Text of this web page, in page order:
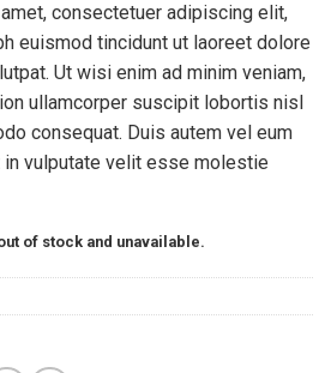
consectetuer adipiscing elit,
euismod tincidunt ut laoreet dolore
Ut wisi enim ad minim veniam,
ullamcorper suscipit lobortis nisl
consequat. Duis autem vel eum
in vulputate velit esse molestie
of stock and unavailable.